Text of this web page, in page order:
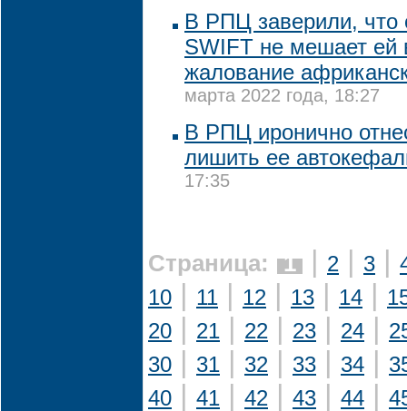
В РПЦ заверили, что
SWIFT не мешает ей
жалование
марта 2022 года, 18:27
В РПЦ иронично
лишить ее
17:35
Страница: 1 2 3
10
11 12 13 14
20
21 22 23 24
30
31 32 33 34
40
41 42 43 44